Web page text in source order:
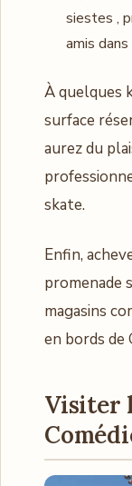
siestes ,
amis dans
À quelques
surface
aurez du
skate.
Enfin,
promenade
magasins
en bords de
Visiter